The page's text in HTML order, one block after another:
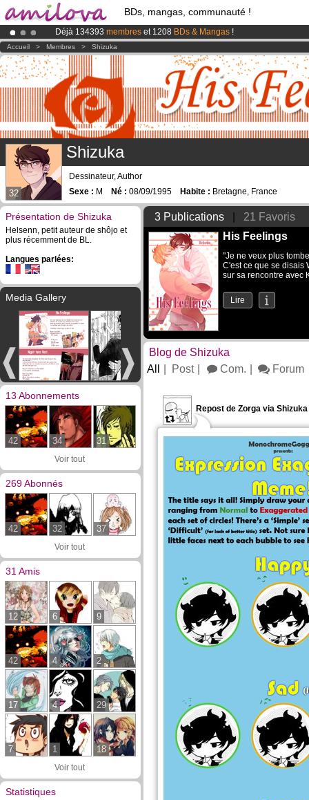
BDs, mangas, communauté !
Déjà 134393 membres et 1208 BDs & Mangas !
LeKickstarter Amilova est désormais lancé!.
Abonnement premium: à partir de3.95 eurospar mois !Clique ici
Accueil > Membres > Shizuka
32
Shizuka
Dessinateur, Author
Sexe : M Né : 08/09/1995 Habite : Bretagne, France
Présentation de Shizuka
Helsenn, petit auteur de shôjo et
plus récemment de BL.
Langues parlées:
Media Gallery
13 Abonnements
42 34 31
Voir tout
269 Abonnés
42 32 37
Voir tout
31 Amis
12 6 9
42 4 2
17 4 29
7 1 18
Voir tout
Statistiques
3 Publications
21 Favoris
His Feelings
"Je ne veux plus
C'est ce que se disais
sur sa rencontre avec
Lire
Blog de Shizuka
All
Post Com. Forum
Repost de Zorga via